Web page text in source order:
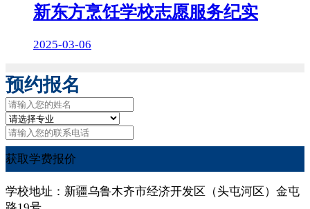
新东方烹饪学校志愿服务纪实
2025-03-06
预约报名
获取学费报价
学校地址：新疆乌鲁木齐市经济开发区（头屯河区）金屯